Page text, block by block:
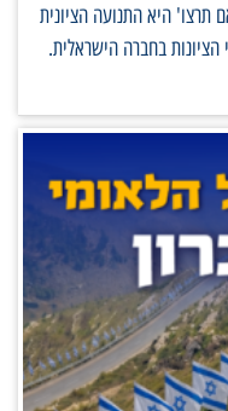
תרצו' היא התנועה הציונית
הציונות בחברה הישראלית.